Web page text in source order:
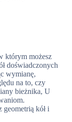
którym możesz
doświadczonych
wymianę,
na to, czy
bieżnika, U
geometrią kół i